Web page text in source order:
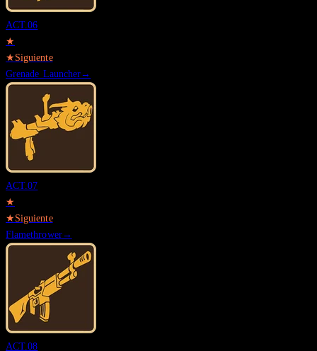
ACT.06
★
★Siguiente
Grenade Launcher→
ACT.07
★
★Siguiente
Flamethrower→
ACT.08